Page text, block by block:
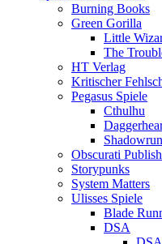
Burning Books
Green Gorilla
Little
The
HT Verlag
Kritischer
Pegasus Spiele
Cthulhu
Shadowrun
Obscurati
Storypunks
System Matters
Ulisses Spiele
Blade
DSA